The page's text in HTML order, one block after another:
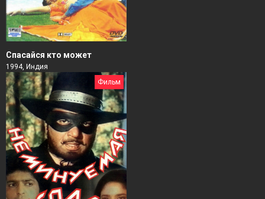
Спасайся кто может
1994, Индия
Фильм